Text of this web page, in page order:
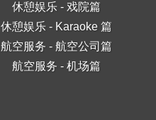
休憩娱乐 - 戏院篇
休憩娱乐 - Karaoke 篇
航空服务 - 航空公司篇
航空服务 - 机场篇